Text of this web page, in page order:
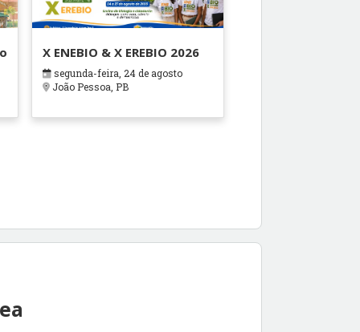
X ENEBIO & X EREBIO 2026
segunda-feira, 24 de agosto
João Pessoa, PB